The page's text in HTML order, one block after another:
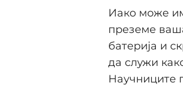
Иако може
преземе
батерија и
да служи
Научниците